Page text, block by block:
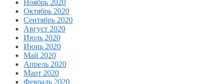
Ноябрь 2020
Октябрь 2020
Сентябрь 2020
Август 2020
Июль 2020
Июнь 2020
Май 2020
Апрель 2020
Март 2020
Февраль 2020